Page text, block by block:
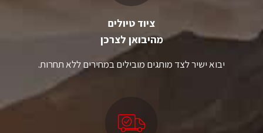
ציוד טיולים
מהיבואן לצרכן
יבוא ישיר לצד מותגים מובילים במחירים ללא תחרות.